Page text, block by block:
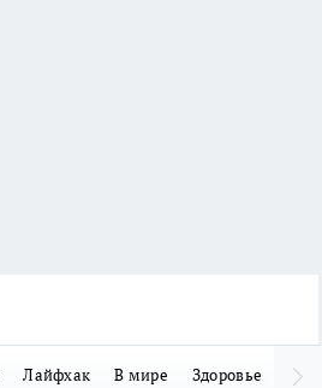
Лайфхак В мире Здоровье